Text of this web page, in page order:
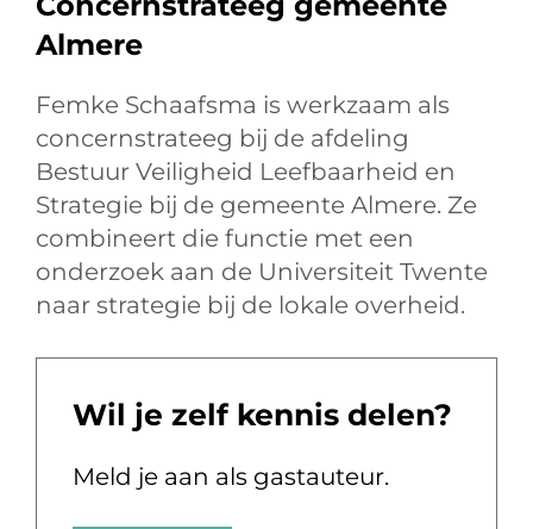
Almere
Femke Schaafsma is werkzaam als
concernstrateeg bij de afdeling
Bestuur Veiligheid Leefbaarheid en
Strategie bij de gemeente Almere. Ze
combineert die functie met een
onderzoek aan de Universiteit Twente
naar strategie bij de lokale overheid.
Wil je zelf kennis delen?
Meld je aan als gastauteur.